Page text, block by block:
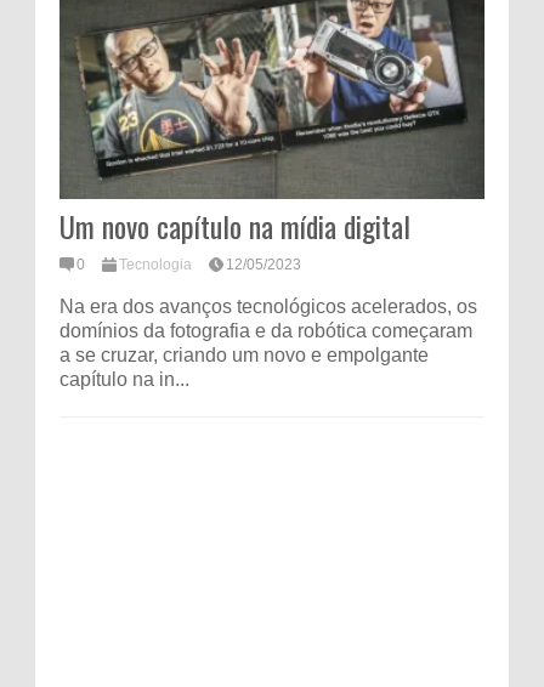
Um novo capítulo na mídia digital
0 Tecnologia 12/05/2023
Na era dos avanços tecnológicos acelerados, os
domínios da fotografia e da robótica começaram
a se cruzar, criando um novo e empolgante
capítulo na in...